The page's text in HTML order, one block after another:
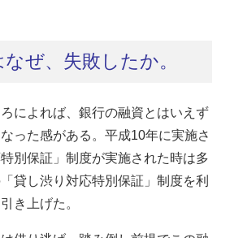
ぜ、失敗したか。
によれば、銀行の融資とはいえず
った感がある。平成10年に実施さ
別保証」制度が実施された時は多
貸し渋り対応特別保証」制度を利
き上げた。